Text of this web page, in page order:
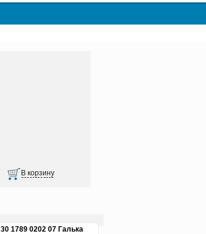
30 1789 0202 07 Галька